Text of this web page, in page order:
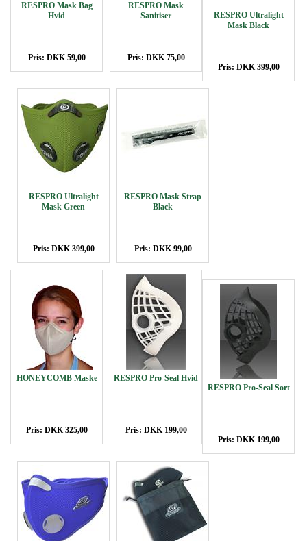
RESPRO Mask Bag
Hvid
Pris: DKK 59,00
RESPRO Mask
Sanitiser
Pris: DKK 75,00
RESPRO Ultralight
Mask Black
Pris: DKK 399,00
RESPRO Ultralight
Mask Green
Pris: DKK 399,00
RESPRO Mask Strap
Black
Pris: DKK 99,00
HONEYCOMB Maske
Pris: DKK 325,00
RESPRO Pro-Seal Hvid
Pris: DKK 199,00
RESPRO Pro-Seal Sort
Pris: DKK 199,00